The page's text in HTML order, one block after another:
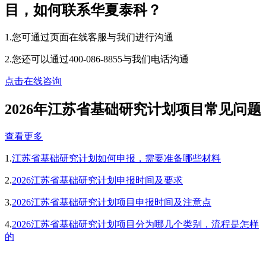
目，如何联系华夏泰科？
1.您可通过页面在线客服与我们进行沟通
2.您还可以通过400-086-8855与我们电话沟通
点击在线咨询
2026年江苏省基础研究计划项目常见问题
查看更多
1.江苏省基础研究计划如何申报，需要准备哪些材料
2.2026江苏省基础研究计划申报时间及要求
3.2026江苏省基础研究计划项目申报时间及注意点
4.2026江苏省基础研究计划项目分为哪几个类别，流程是怎样
的